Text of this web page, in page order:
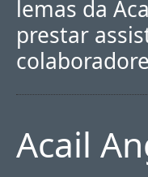
lemas da
prestar
Acail